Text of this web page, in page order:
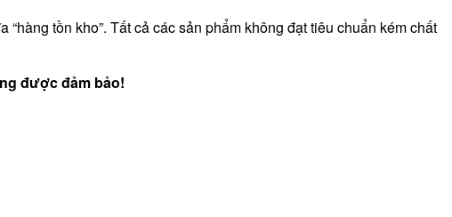
tồn kho”. Tất cả các sản phẩm không đạt tiêu chuẩn kém chất
được đảm bảo!